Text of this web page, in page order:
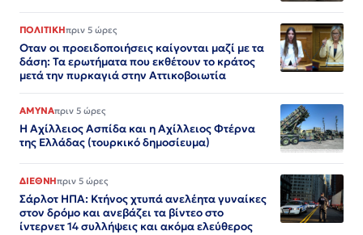
ΠΟΛΙΤΙΚΗπριν 5 ώρες
Οταν οι προειδοποιήσεις καίγονται μαζί με τα
δάση: Τα ερωτήματα που εκθέτουν το κράτος
μετά την πυρκαγιά στην Αττικοβοιωτία
ΑΜΥΝΑπριν 5 ώρες
Η Αχίλλειος Ασπίδα και η Αχίλλειος Φτέρνα
της Ελλάδας (τουρκικό δημοσίευμα)
ΔΙΕΘΝΗπριν 5 ώρες
Σάρλοτ ΗΠΑ: Κτήνος χτυπά ανελέητα γυναίκες
στον δρόμο και ανεβάζει τα βίντεο στο
ίντερνετ 14 συλλήψεις και ακόμα ελεύθερος​​​​​​​​​​​​​​​​​​​​​​​​​​​​​​​​​​​​​​​​​​​​​​​​​​